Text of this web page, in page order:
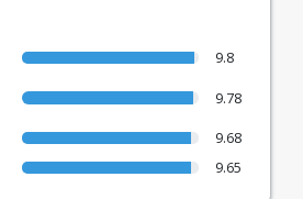
9.8
9.78
9.68
9.65